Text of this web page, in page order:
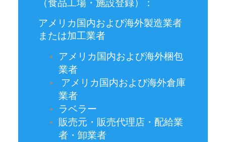
（食品工場・施設登録）：
アメリカ国内および海外製造業者
または加工業者
アメリカ国内および海外梱包
業者
アメリカ国内および海外倉庫
業者
ラベラー
販売元・販売代理店・配給業
者・卸業者